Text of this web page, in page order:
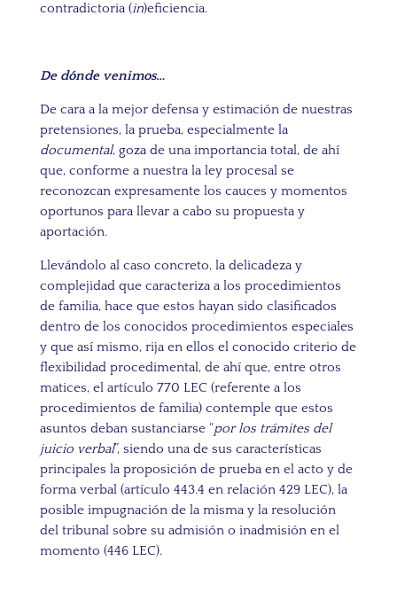
contradictoria (in)eficiencia.
De dónde venimos…
De cara a la mejor defensa y estimación de nuestras
pretensiones, la prueba, especialmente la
documental, goza de una importancia total, de ahí
que, conforme a nuestra la ley procesal se
reconozcan expresamente los cauces y momentos
oportunos para llevar a cabo su propuesta y
aportación.
Llevándolo al caso concreto, la delicadeza y
complejidad que caracteriza a los procedimientos
de familia, hace que estos hayan sido clasificados
dentro de los conocidos procedimientos especiales
y que así mismo, rija en ellos el conocido criterio de
flexibilidad procedimental, de ahí que, entre otros
matices, el artículo 770 LEC (referente a los
procedimientos de familia) contemple que estos
asuntos deban sustanciarse “por los trámites del
juicio verbal”, siendo una de sus características
principales la proposición de prueba en el acto y de
forma verbal (artículo 443.4 en relación 429 LEC), la
posible impugnación de la misma y la resolución
del tribunal sobre su admisión o inadmisión en el
momento (446 LEC).